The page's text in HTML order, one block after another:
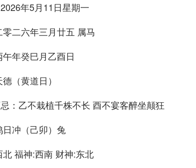
2026年5月11日星期一
零二六年三月廿五 属马
午年癸巳月乙酉日
德（黄道日）
：乙不栽植千株不长 酉不宴客醉坐颠狂
日冲（己卯）兔
北 福神:西南 财神:东北